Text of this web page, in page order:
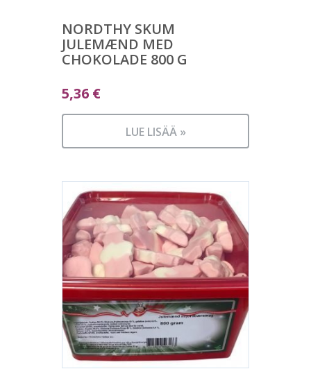
NORDTHY SKUM
JULEMÆND MED
CHOKOLADE 800 G
5,36 €
LUE LISÄÄ »